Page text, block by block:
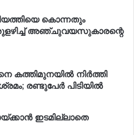
കൊന്നതും
അഞ്ചുവയസുകാരന്റെ
കത്തിമുനയിൽ നിർത്തി
രണ്ടുപേർ പിടിയിൽ
ഇടമില്ലാതെ